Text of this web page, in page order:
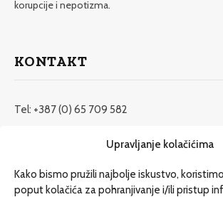
Upravljanje kolačićima
Kako bismo pružili najbolje iskustvo,
poput kolačića za pohranjivanje i/ili pristup
korupcije i nepotizma.
KONTAKT
Tel: +387 (0) 65 709 582
redakcija@etrafika.net